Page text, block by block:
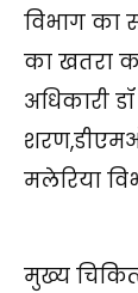
विभाग का
का खतरा
अधिकारी
मलेरिया
मुख्य